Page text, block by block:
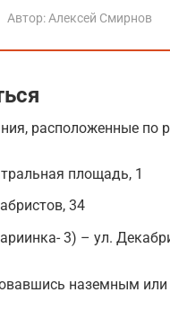
Автор: Алексей Смирнов
расположенные по
площадь, 1
34
3) – ул.
наземным